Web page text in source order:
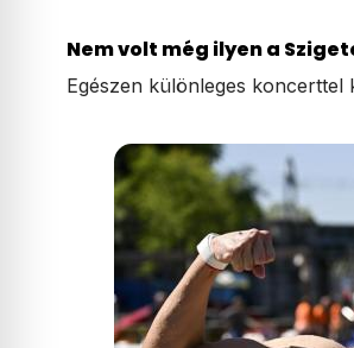
Nem volt még ilyen a
Egészen különleges